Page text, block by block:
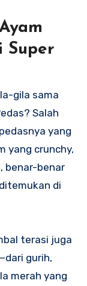
Super
gila sama
Salah
yang
yang crunchy,
benar-benar
di
terasi juga
gurih,
merah yang